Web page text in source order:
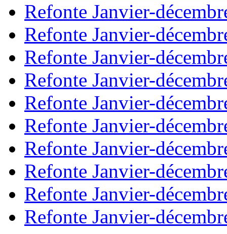
Refonte Janvier-
Refonte Janvier-
Refonte Janvier-
Refonte Janvier-
Refonte Janvier-
Refonte Janvier-
Refonte Janvier-
Refonte Janvier-
Refonte Janvier-
Refonte Janvier-